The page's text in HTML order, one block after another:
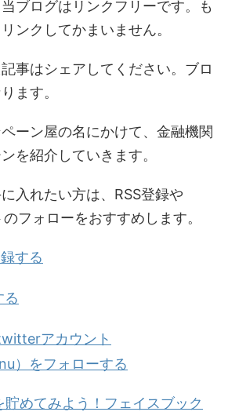
ブログはリンクフリーです。も
ンクしてかまいません。
事はシェアしてください。ブロ
ます。
ーン屋の名にかけて、金融機関
を紹介していきます。
入れたい方は、RSS登録や
フォローをおすすめします。
する
る
アカウント
）をフォローする
貯めてみよう！フェイスブック